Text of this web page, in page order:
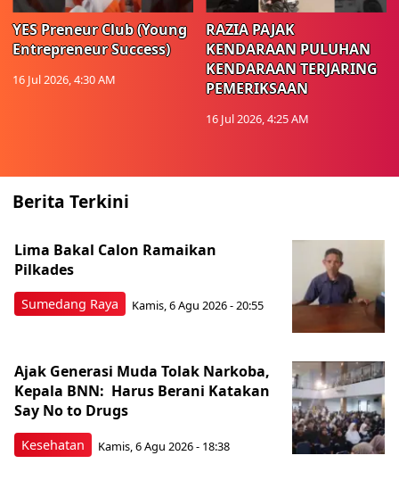
YES Preneur Club (Young
Entrepreneur Success)
16 Jul 2026, 4:30 AM
RAZIA PAJAK
KENDARAAN PULUHAN
KENDARAAN TERJARING
PEMERIKSAAN
16 Jul 2026, 4:25 AM
Berita Terkini
Sumedang Raya
Lima Bakal Calon Ramaikan
Pilkades
Kamis, 6 Agu 2026 - 20:55
Kesehatan
Ajak Generasi Muda Tolak Narkoba,
Kepala BNN: Harus Berani Katakan
Say No to Drugs
Kamis, 6 Agu 2026 - 18:38